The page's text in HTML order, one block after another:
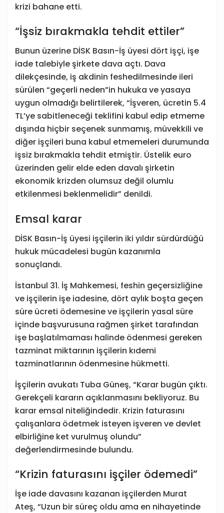
krizi bahane etti.
“İşsiz bırakmakla tehdit ettiler”
Bunun üzerine DİSK Basın-İş üyesi dört işçi, işe
iade talebiyle şirkete dava açtı. Dava
dilekçesinde, iş akdinin feshedilmesinde ileri
sürülen “geçerli neden”in hukuka ve yasaya
uygun olmadığı belirtilerek, “İşveren, ücretin 5.4
TL’ye sabitleneceği teklifini kabul edip etmeme
dışında hiçbir seçenek sunmamış, müvekkili ve
diğer işçileri buna kabul etmemeleri durumunda
işsiz bırakmakla tehdit etmiştir. Üstelik euro
üzerinden gelir elde eden davalı şirketin
ekonomik krizden olumsuz değil olumlu
etkilenmesi beklenmelidir” denildi.
Emsal karar
DİSK Basın-İş üyesi işçilerin iki yıldır sürdürdüğü
hukuk mücadelesi bugün kazanımla
sonuçlandı.
İstanbul 31. İş Mahkemesi, feshin geçersizliğine
ve işçilerin işe iadesine, dört aylık boşta geçen
süre ücreti ödemesine ve işçilerin yasal süre
içinde başvurusuna rağmen şirket tarafından
işe başlatılmaması halinde ödenmesi gereken
tazminat miktarının işçilerin kıdemi
tazminatlarının ödenmesine hükmetti.
İşçilerin avukatı Tuba Güneş, “Karar bugün çıktı.
Gerekçeli kararın açıklanmasını bekliyoruz. Bu
karar emsal niteliğindedir. Krizin faturasını
çalışanlara ödetmek isteyen işveren ve devlet
elbirliğine ket vurulmuş olundu”
değerlendirmesinde bulundu.
“Krizin faturasını işçiler ödemedi”
İşe iade davasını kazanan işçilerden Murat
Ateş, “Uzun bir süreç oldu ama en nihayetinde